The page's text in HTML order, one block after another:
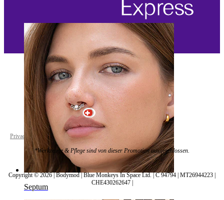
Septum
Switzerland
Privacy policy Cookie settings
*Werkzeuge & Pflege sind von dieser Promotion ausgeschlossen.
Copyright © 2026 | Bodymod | Blue Monkeys In Space Ltd. | C 94794 | MT26944223 |
CHE430262647 |